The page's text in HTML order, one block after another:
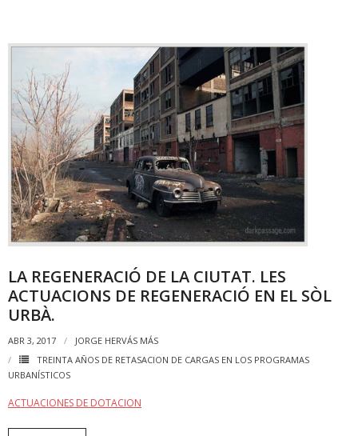
LA REGENERACIÓ DE LA CIUTAT. LES
ACTUACIONS DE REGENERACIÓ EN EL SÒL
URBÀ.
ABR 3, 2017
JORGE HERVÁS MÁS
TREINTA AÑOS DE RETASACION DE CARGAS EN LOS PROGRAMAS
URBANÍSTICOS
ACTUACIONES DE DOTACION